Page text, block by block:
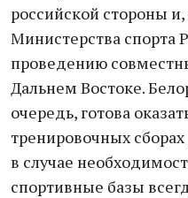
российской стороны и,
Министерства спорта
проведению
Дальнем Востоке.
очередь, готова
тренировочных
в случае
спортивные базы